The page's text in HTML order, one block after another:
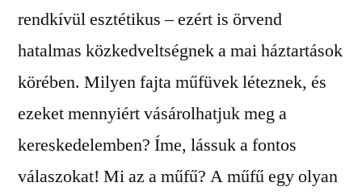
rendkívül esztétikus – ezért is örvend
hatalmas közkedveltségnek a mai háztartások
körében. Milyen fajta műfüvek léteznek, és
ezeket mennyiért vásárolhatjuk meg a
kereskedelemben? Íme, lássuk a fontos
válaszokat! Mi az a műfű? A műfű egy olyan